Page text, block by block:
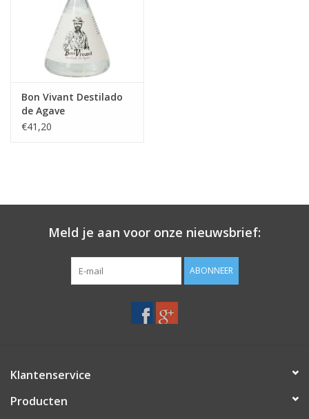
Bon Vivant Destilado
de Agave
€41,20
Meld je aan voor onze nieuwsbrief:
ABONNEER
Klantenservice
Producten